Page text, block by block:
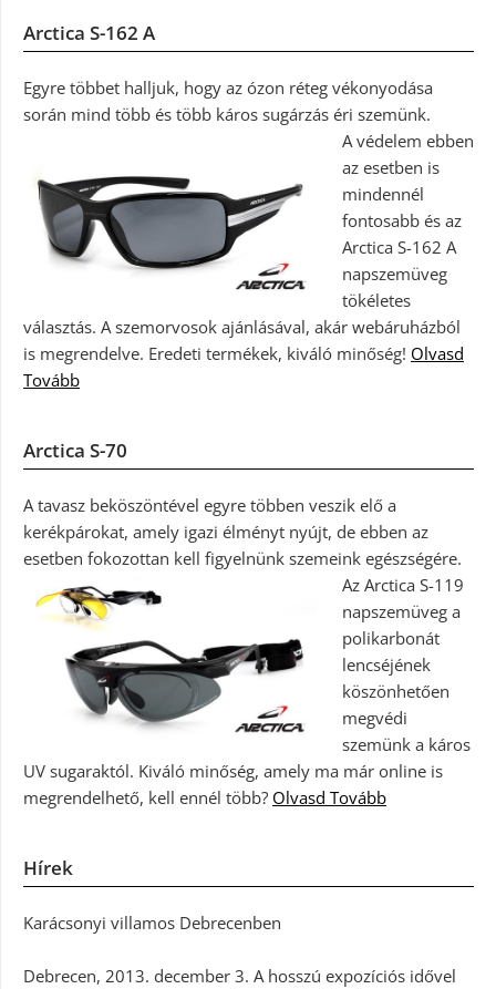
Arctica S-162 A
Egyre többet halljuk, hogy az ózon réteg vékonyodása
során mind több és több káros sugárzás éri szemünk.
A védelem ebben
az esetben is
mindennél
fontosabb és az
Arctica S-162 A
napszemüveg
tökéletes
választás. A szemorvosok ajánlásával, akár webáruházból
is megrendelve. Eredeti termékek, kiváló minőség! Olvasd
Tovább
Arctica S-70
A tavasz beköszöntével egyre többen veszik elő a
kerékpárokat, amely igazi élményt nyújt, de ebben az
esetben fokozottan kell figyelnünk szemeink egészségére.
Az Arctica S-119
napszemüveg a
polikarbonát
lencséjének
köszönhetően
megvédi
szemünk a káros
UV sugaraktól. Kiváló minőség, amely ma már online is
megrendelhető, kell ennél több? Olvasd Tovább
Hírek
Karácsonyi villamos Debrecenben
Debrecen, 2013. december 3. A hosszú expozíciós idővel